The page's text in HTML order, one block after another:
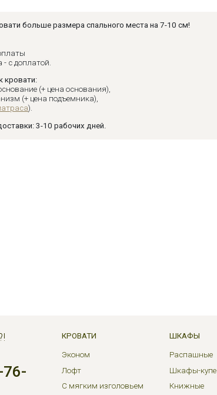
больше размера спального места на 7-10 см!
с доплатой.
кровати:
(+ цена основания),
(+ цена подъемника),
).
3-10 рабочих дней.
КРОВАТИ
Эконом
Лофт
С мягким изголовьем
ШКАФЫ
Распашные
Шкафы-купе
Книжные